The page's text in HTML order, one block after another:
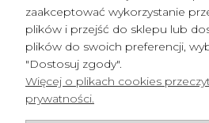
pytań lub wątpliwości chętnie
Dziękujemy za okazywane
zakupów!
zaakceptować wykorzystanie
plików i przejść do sklepu lub
plików do swoich preferencji,
"Dostosuj zgody".
Więcej o plikach cookies
prywatności.